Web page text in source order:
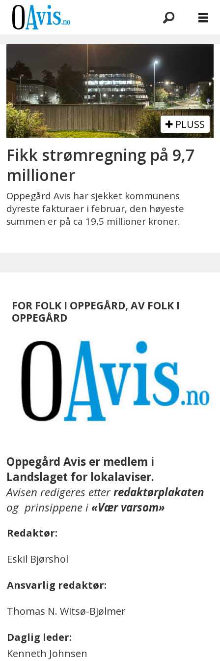
Emne:
fakturaer
PLUSS
Fikk strømregning på 9,7
millioner
Oppegård Avis har sjekket kommunens
dyreste fakturaer i februar, den høyeste
summen er på ca 19,5 millioner kroner.
FOR FOLK I OPPEGÅRD, AV FOLK I
OPPEGÅRD
Oppegård Avis er medlem i
Landslaget for lokalaviser.
Avisen redigeres etterredaktørplakaten
og prinsippene i«Vær varsom»
Redaktør:
Eskil Bjørshol
Ansvarlig redaktør:
Thomas N. Witsø-Bjølmer
Daglig leder:
Kenneth Johnsen